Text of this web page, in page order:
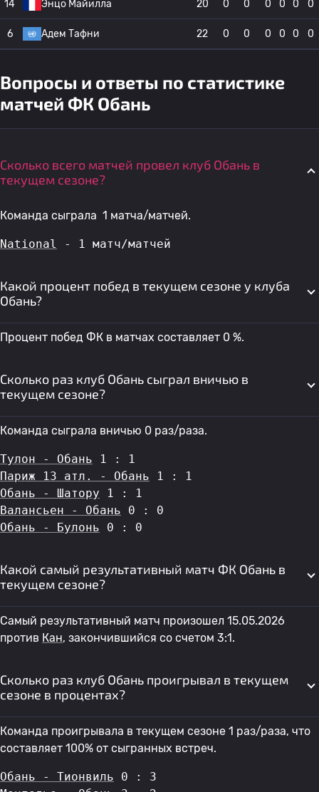
14 Энцо Майилла 20 0 0 0 0 0 0
6 Адем Тафни 22 0 0 0 0 0 0
Вопросы и ответы по статистике
матчей ФК Обань
Сколько всего матчей провел клуб Обань в
текущем сезоне?
Команда сыграла 1 матча/матчей.
National - 1 матч/матчей
Какой процент побед в текущем сезоне у клуба
Обань?
Процент побед ФК в матчах составляет 0 %.
Сколько раз клуб Обань сыграл вничью в
текущем сезоне?
Команда сыграла вничью 0 раз/раза.
Тулон - Обань 1 : 1
Париж 13 атл. - Обань 1 : 1
Обань - Шатору 1 : 1
Валансьен - Обань 0 : 0
Обань - Булонь 0 : 0
Какой самый результативный матч ФК Обань в
текущем сезоне?
Самый результативный матч произошел 15.05.2026
против Кан, закончившийся со счетом 3:1.
Сколько раз клуб Обань проигрывал в текущем
сезоне в процентах?
Команда проигрывала в текущем сезоне 1 раз/раза, что
составляет 100% от сыгранных встреч.
Обань - Тионвиль 0 : 3